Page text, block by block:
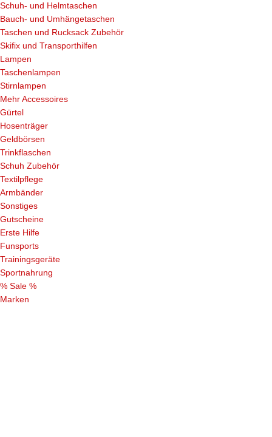
Schuh- und Helmtaschen
Bauch- und Umhängetaschen
Taschen und Rucksack Zubehör
Skifix und Transporthilfen
Lampen
Taschenlampen
Stirnlampen
Mehr Accessoires
Gürtel
Hosenträger
Geldbörsen
Trinkflaschen
Schuh Zubehör
Textilpflege
Armbänder
Sonstiges
Gutscheine
Erste Hilfe
Funsports
Trainingsgeräte
Sportnahrung
% Sale %
Marken